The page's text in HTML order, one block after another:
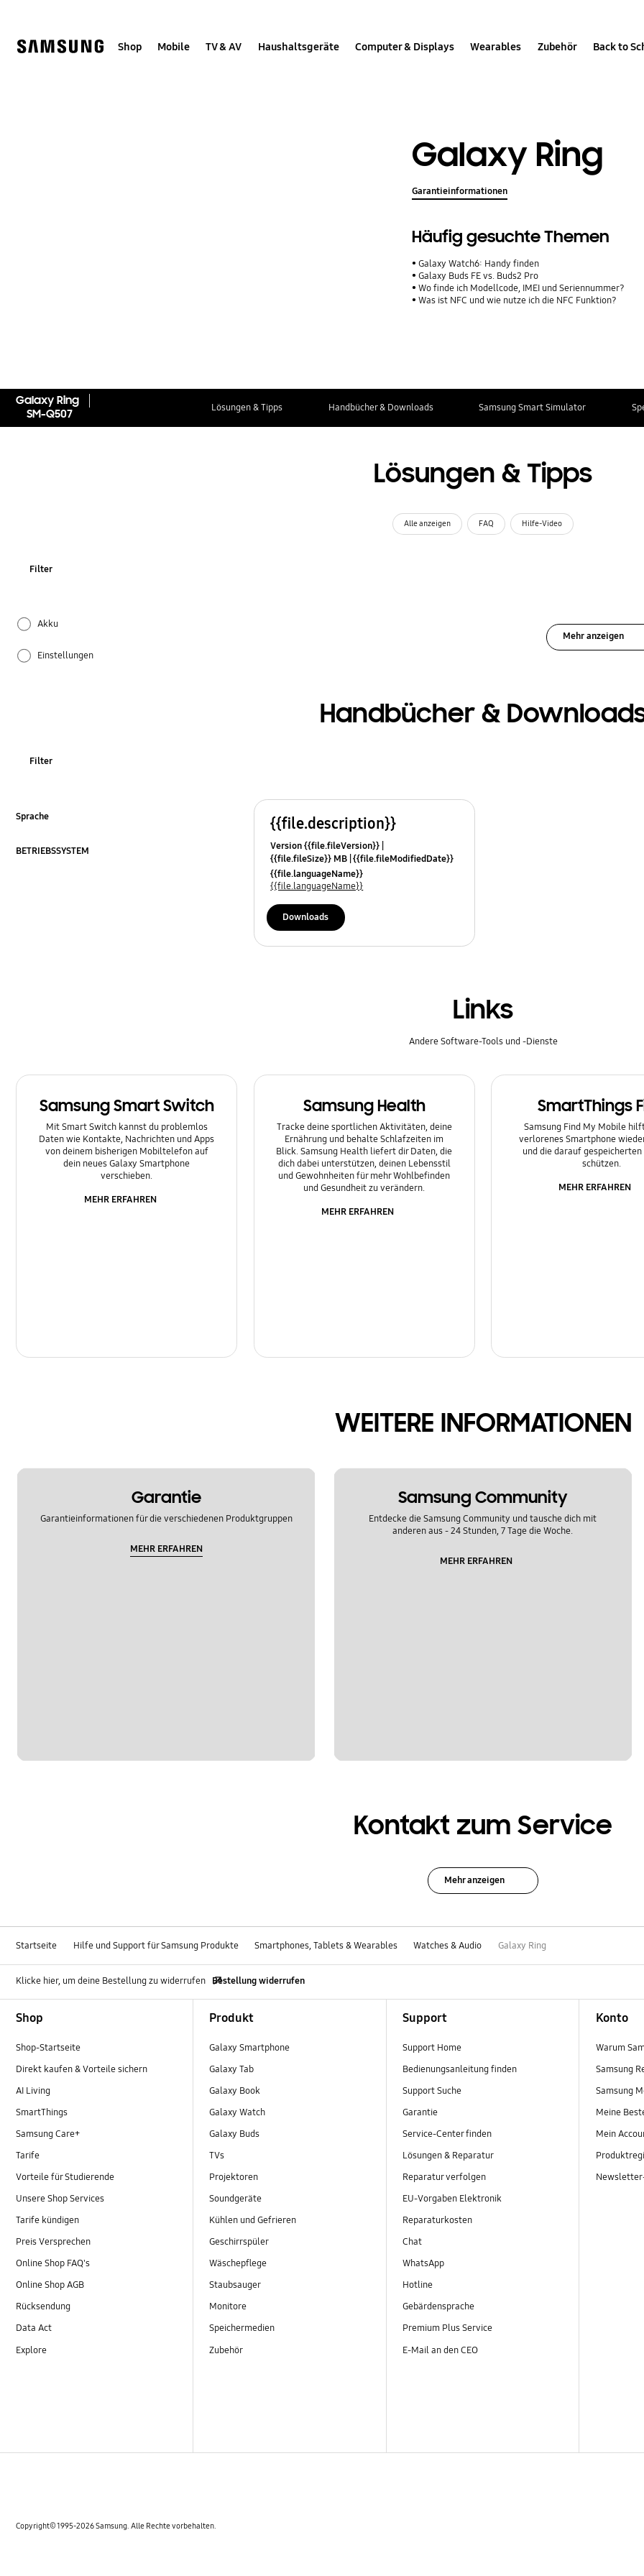
help
Shop Mobile TV & AV Haushaltsgeräte Computer & Displays Wearables Zubehör Back to
Galaxy Ring
Garantieinformationen
Häufig gesuchte Themen
Galaxy Watch6: Handy finden
Galaxy Buds FE vs. Buds2 Pro
Wo finde ich Modellcode, IMEI und Seriennummer?
Was ist NFC und wie nutze ich die NFC Funktion?
Galaxy Ring
SM-Q507
Lösungen & Tipps Handbücher & Downloads Samsung Smart Simulator
Lösungen & Tipps
Alle anzeigen FAQ Hilfe-Video
Filter
Akku
Einstellungen
Netzwerk & WLAN
Sonstige
Mehr anzeigen
Handbücher &
Filter
Sprache
BETRIEBSSYSTEM
{{file.description}}
Version {{file.fileVersion}}
{{file.fileSize}} MB {{file.fileModifiedDate}}
{{file.osNames}}
{{file.languageName}}
{{file.languageName}}
Downloads
Links
Andere Software-Tools und -Dienste
Samsung Smart Switch
Mit Smart Switch kannst du problemlos
Daten wie Kontakte, Nachrichten und Apps
von deinem bisherigen Mobiltelefon auf
dein neues Galaxy Smartphone
verschieben.
MEHR ERFAHREN
Samsung Health
Tracke deine sportlichen Aktivitäten, deine
Ernährung und behalte Schlafzeiten im
Blick. Samsung Health liefert dir Daten, die
dich dabei unterstützen, deinen Lebensstil
und Gewohnheiten für mehr Wohlbefinden
und Gesundheit zu verändern.
MEHR ERFAHREN
SmartThings
Samsung Find My Mobile
verlorenes Smartphone
und die darauf
schützen.
MEHR ERFAHREN
WEITERE INFORMATIONEN
Garantie
Garantieinformationen für die verschiedenen Produktgruppen
MEHR ERFAHREN
Samsung Community
Entdecke die Samsung Community und tausche dich mit
anderen aus - 24 Stunden, 7 Tage die Woche.
MEHR ERFAHREN
Kontakt zum Service
Mehr anzeigen
Startseite Hilfe und Support für Samsung Produkte Smartphones, Tablets & Wearables Watches & Audio Galaxy Ring
Klicke hier, um deine Bestellung zu widerrufen Bestellung widerrufen
Shop
Shop-Startseite
Direkt kaufen & Vorteile sichern
AI Living
SmartThings
Samsung Care+
Tarife
Vorteile für Studierende
Unsere Shop Services
Tarife kündigen
Preis Versprechen
Online Shop FAQ's
Online Shop AGB
Rücksendung
Data Act
Explore
Produkt
Galaxy Smartphone
Galaxy Tab
Galaxy Book
Galaxy Watch
Galaxy Buds
TVs
Projektoren
Soundgeräte
Kühlen und Gefrieren
Geschirrspüler
Wäschepflege
Staubsauger
Monitore
Speichermedien
Zubehör
Support
Support Home
Bedienungsanleitung finden
Support Suche
Garantie
Service-Center finden
Lösungen & Reparatur
Reparatur verfolgen
EU-Vorgaben Elektronik
Reparaturkosten
Chat
WhatsApp
Hotline
Gebärdensprache
Premium Plus Service
E-Mail an den CEO
Konto
Warum
Samsung
Samsung
Meine
Mein
Copyright© 1995-2026 Samsung. Alle Rechte vorbehalten.